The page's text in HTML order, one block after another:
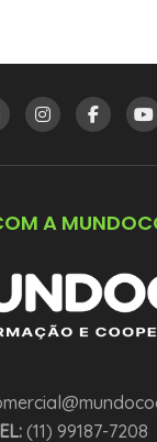
A
(11) 99187-7208